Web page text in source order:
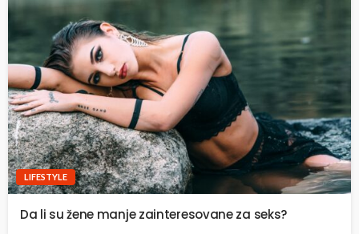
LIFESTYLE
Da li su žene manje zainteresovane za seks?